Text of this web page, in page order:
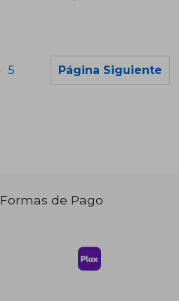
45%
5 Página Siguiente
de Pago